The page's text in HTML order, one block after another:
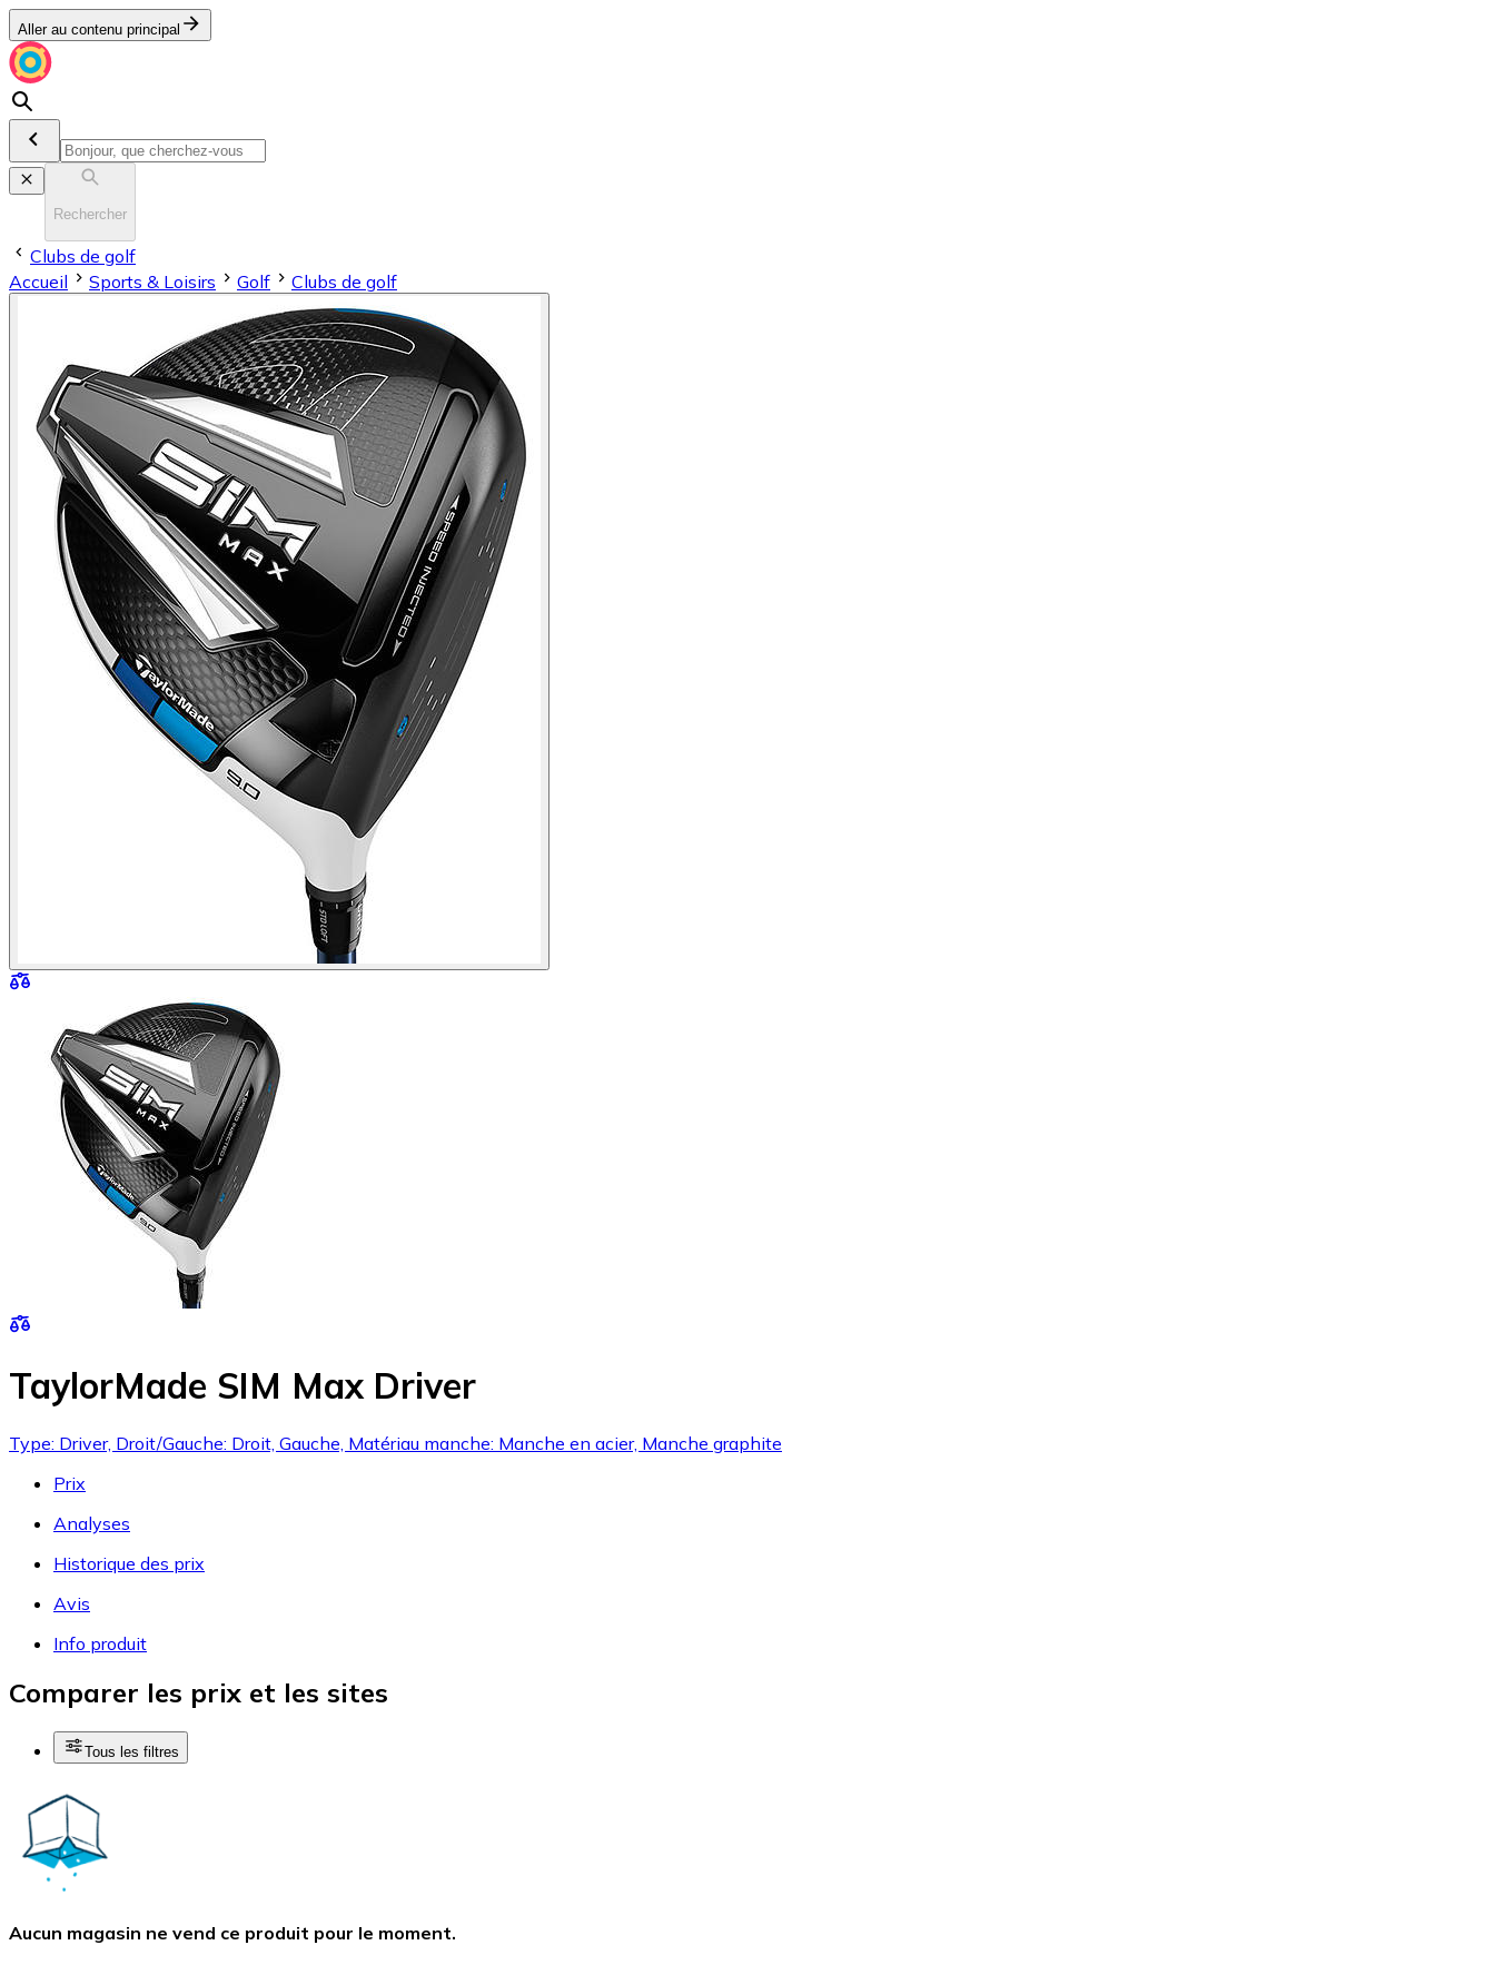
Aller au contenu principal
Rechercher
Clubs de golf
Accueil
Sports & Loisirs Golf Clubs de golf
TaylorMade SIM Max Driver
Type: Driver, Droit/Gauche: Droit, Gauche, Matériau manche: Manche en acier, Manche graphite
Prix
Analyses
Historique des prix
Avis
Info produit
Comparer les prix et les sites
Tous les filtres
Aucun magasin ne vend ce produit pour le moment.